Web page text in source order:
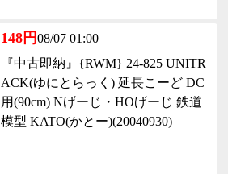
148円08/07 01:00
『中古即納』{RWM} 24-825 UNITR
ACK(ゆにとらっく) 延長こーど DC
用(90cm) Nげーじ・HOげーじ 鉄道
模型 KATO(かとー)(20040930)